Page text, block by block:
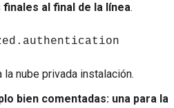
al final de la línea.
nube privada instalación.
bien comentadas: una para la